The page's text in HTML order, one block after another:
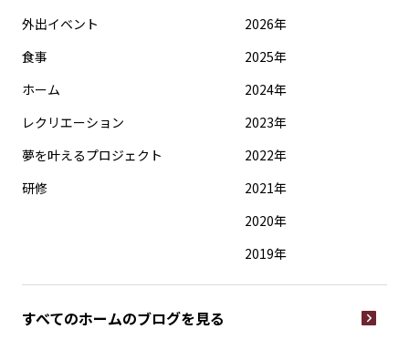
外出イベント
食事
ホーム
レクリエーション
夢を叶えるプロジェクト
研修
2026年
2025年
2024年
2023年
2022年
2021年
2020年
2019年
すべてのホームのブログを見る